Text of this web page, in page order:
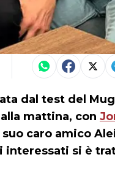
dal test del
mattina, con
caro amico
interessati si è